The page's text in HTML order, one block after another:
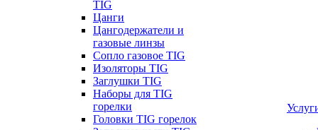
TIG
Цанги
Цангодержатели и
газовые линзы
Сопло газовое TIG
Изоляторы TIG
Заглушки TIG
Наборы для TIG
горелки
Головки TIG горелок